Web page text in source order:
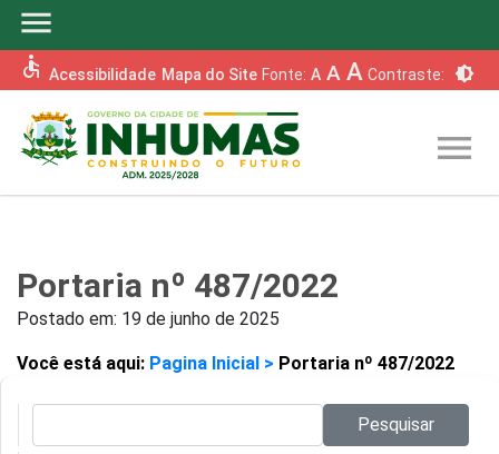
menu
accessible Acessibilidade Mapa do Site Fonte: A A A Contraste: brightness_6
menu
Portaria nº 487/2022
Postado em: 19 de junho de 2025
Você está aqui: Pagina Inicial > Portaria nº 487/2022
Pesquisar